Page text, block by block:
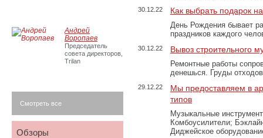
30.12.22 Как выбрать подарок
День Рождения бывает
праздников каждого
30.12.22 Вывоз строительного
Ремонтные работы
денешься. Груды
29.12.22
Мы предоставляем в
типов
Музыкальные
Комбоусилители;
Диджейское
Андрей
Воропаев
Председатель
совета директоров,
Trilan
Смотреть все
Обзоры